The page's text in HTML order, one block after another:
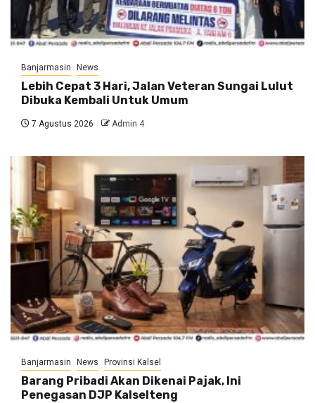
Banjarmasin News
Lebih Cepat 3 Hari, Jalan Veteran Sungai Lulut
Dibuka Kembali Untuk Umum
7 Agustus 2026 Admin 4
Banjarmasin News Provinsi Kalsel
Barang Pribadi Akan Dikenai Pajak, Ini
Penegasan DJP Kalselteng